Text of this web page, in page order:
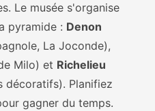
Le musée s'organise
pyramide : Denon
La Joconde),
Milo) et Richelieu
décoratifs). Planifiez
gagner du temps.